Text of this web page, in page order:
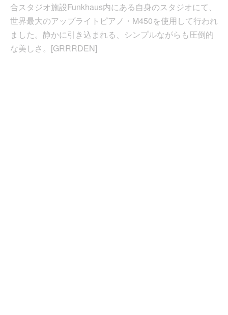
合スタジオ施設Funkhaus内にある自身のスタジオにて、
世界最大のアップライトピアノ・M450を使用して行われ
ました。静かに引き込まれる、シンプルながらも圧倒的
な美しさ。[GRRRDEN]